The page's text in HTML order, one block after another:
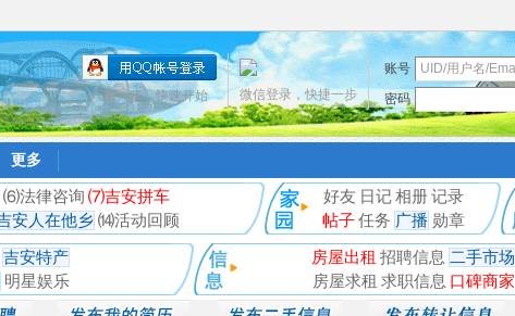
账号
密码
微信登录，快捷一步
只需一步，快速开始
更多
⑹法律咨询 ⑺吉安拼车
安人在他乡 ⒁活动回顾
好友 日记相册记录
帖子任务 广播 勋章
吉安特产
明星娱乐
房屋出租 招聘信息 二手市场
房屋求租 求职信息 口碑商家